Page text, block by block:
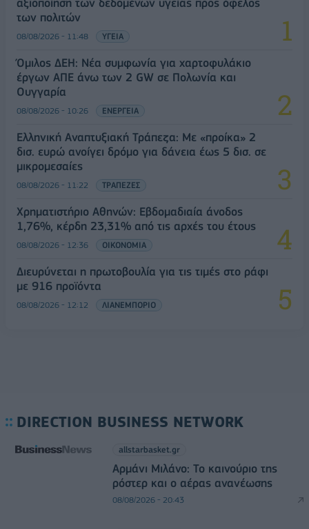
αξιοποίηση των δεδομένων υγείας προς όφελος
των πολιτών
08/08/2026 - 11:48 ΥΓΕΙΑ
Όμιλος ΔΕΗ: Νέα συμφωνία για χαρτοφυλάκιο
έργων ΑΠΕ άνω των 2 GW σε Πολωνία και
Ουγγαρία
08/08/2026 - 10:26 ΕΝΕΡΓΕΙΑ
Ελληνική Αναπτυξιακή Τράπεζα: Με «προίκα» 2
δισ. ευρώ ανοίγει δρόμο για δάνεια έως 5 δισ. σε
μικρομεσαίες
08/08/2026 - 11:22 ΤΡΑΠΕΖΕΣ
Χρηματιστήριο Αθηνών: Εβδομαδιαία άνοδος
1,76%, κέρδη 23,31% από τις αρχές του έτους
08/08/2026 - 12:36 ΟΙΚΟΝΟΜΙΑ
Διευρύνεται η πρωτοβουλία για τις τιμές στο ράφι
με 916 προϊόντα
08/08/2026 - 12:12 ΛΙΑΝΕΜΠΟΡΙΟ
DIRECTION BUSINESS NETWORK
allstarbasket.gr
Αρμάνι Μιλάνο: Το καινούριο της
ρόστερ και ο αέρας ανανέωσης
08/08/2026 - 20:43